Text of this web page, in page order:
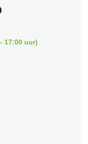
17:00 uur)